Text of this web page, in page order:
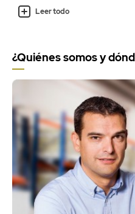
Leer todo
¿Quiénes somos y